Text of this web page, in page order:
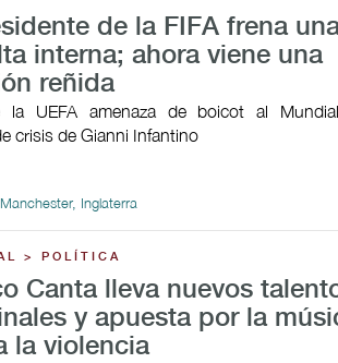
de la FIFA frena
interna; ahora viene una
reñida
la UEFA amenaza de boicot al
crisis de Gianni Infantino
Inglaterra
> POLÍTICA
Canta lleva nuevos
y apuesta por la
la violencia